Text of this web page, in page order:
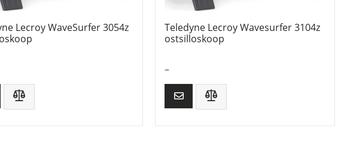
Lecroy WaveSurfer 3054z
Teledyne Lecroy Wavesurfer 3104z
ostsilloskoop
–